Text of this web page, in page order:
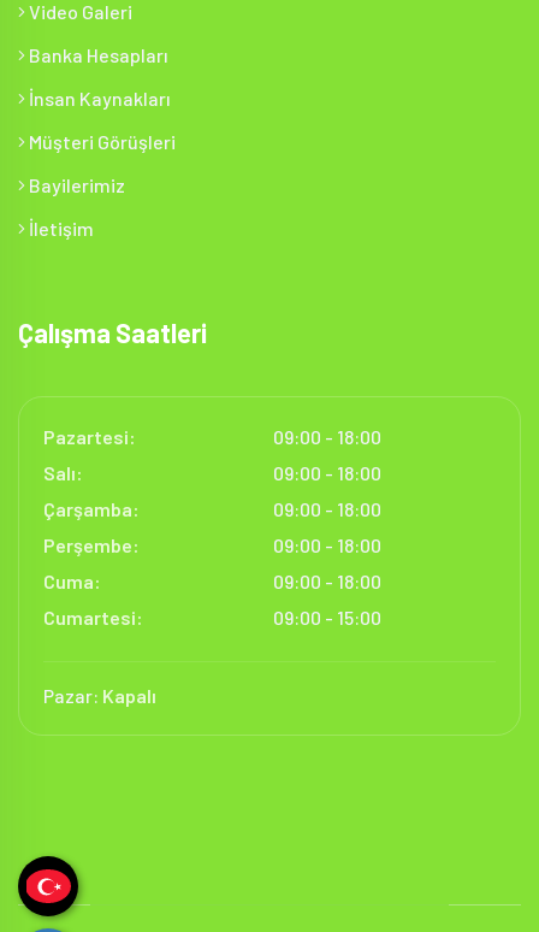
Video Galeri
Banka Hesapları
İnsan Kaynakları
Müşteri Görüşleri
Bayilerimiz
İletişim
Çalışma Saatleri
Pazartesi:
09:00 - 18:00
Salı:
09:00 - 18:00
Çarşamba:
09:00 - 18:00
Perşembe:
09:00 - 18:00
Cuma:
09:00 - 18:00
Cumartesi:
09:00 - 15:00
Pazar: Kapalı